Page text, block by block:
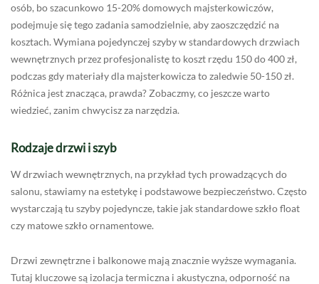
osób, bo szacunkowo 15-20% domowych majsterkowiczów,
podejmuje się tego zadania samodzielnie, aby zaoszczędzić na
kosztach. Wymiana pojedynczej szyby w standardowych drzwiach
wewnętrznych przez profesjonalistę to koszt rzędu 150 do 400 zł,
podczas gdy materiały dla majsterkowicza to zaledwie 50-150 zł.
Różnica jest znacząca, prawda? Zobaczmy, co jeszcze warto
wiedzieć, zanim chwycisz za narzędzia.
Rodzaje drzwi i szyb
W drzwiach wewnętrznych, na przykład tych prowadzących do
salonu, stawiamy na estetykę i podstawowe bezpieczeństwo. Często
wystarczają tu szyby pojedyncze, takie jak standardowe szkło float
czy matowe szkło ornamentowe.
Drzwi zewnętrzne i balkonowe mają znacznie wyższe wymagania.
Tutaj kluczowe są izolacja termiczna i akustyczna, odporność na